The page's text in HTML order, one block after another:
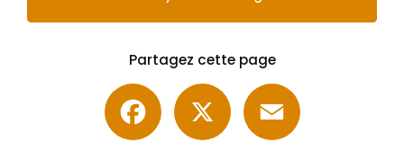
Partagez cette page
Facebook